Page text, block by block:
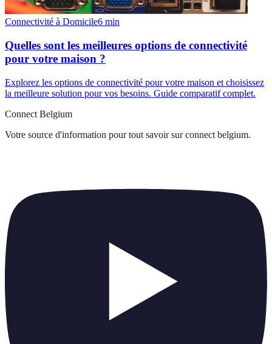
Connectivité à Domicile6 min
Quelles sont les meilleures options de connectivité
pour votre maison ?
Explorez les options de connectivité pour votre maison et choisissez
la meilleure solution pour vos besoins. Guide comparatif complet.
Connect Belgium
Votre source d'information pour tout savoir sur connect belgium.